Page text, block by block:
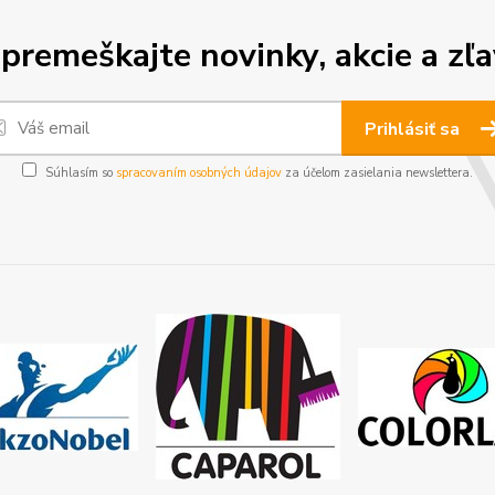
novinky, akcie a
Prihlásiť sa
Súhlasím so spracovaním osobných údajov za účelom zasielania newslettera.